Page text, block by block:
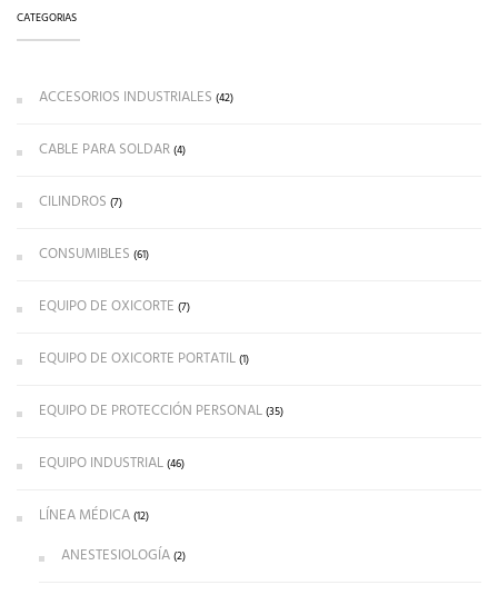
CATEGORIAS
ACCESORIOS INDUSTRIALES (42)
CABLE PARA SOLDAR(4)
CILINDROS (7)
CONSUMIBLES (61)
EQUIPO DE OXICORTE (7)
EQUIPO DE OXICORTE PORTATIL(1)
EQUIPO DE PROTECCIÓN PERSONAL(35)
EQUIPO INDUSTRIAL(46)
LÍNEA MÉDICA(12)
ANESTESIOLOGÍA(2)